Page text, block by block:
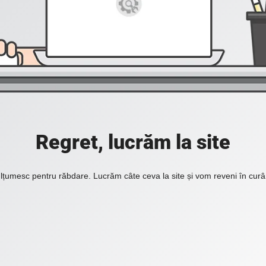
Regret, lucrăm la site
pentru răbdare. Lucrăm câte ceva la site și vom reveni în